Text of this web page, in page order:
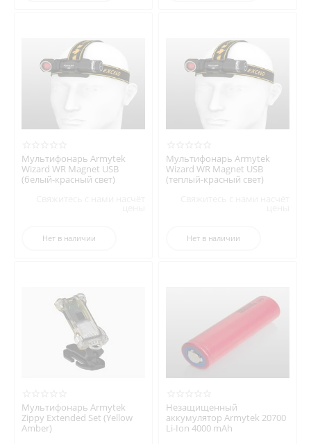
Мультифонарь Armytek
Wizard WR Magnet USB
(белый-красный свет)
Нет в наличии
Мультифонарь Armytek
Wizard WR Magnet USB
(теплый-красный свет)
Нет в наличии
Мультифонарь Armytek
Zippy Extended Set (Yellow
Amber)
Незащищенный
аккумулятор Armytek 20700
Li-Ion 4000 mAh